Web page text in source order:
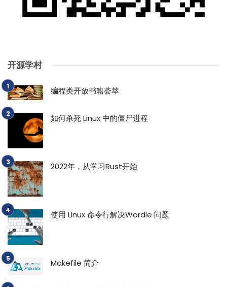
开源学村
编程类开放书籍荟萃
如何杀死 Linux 中的僵尸进程
2022年，从学习Rust开始
使用 Linux 命令行解决Wordle 问题
Makefile 简介